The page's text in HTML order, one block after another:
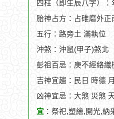
四柱（即生辰八字）
胎神占方：占碓磨外正
五行：路旁土 滿執位
沖煞：沖鼠(甲子)煞北
彭祖百忌：庚不經絡
吉神宜趨：民日 時德
凶神宜忌：大煞 災煞
宜 ：祭祀,塑繪,開光,